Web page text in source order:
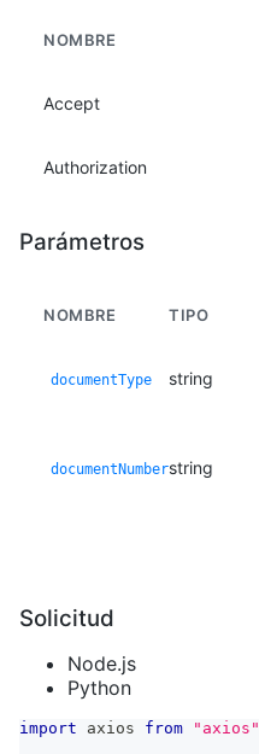
NOMBRE
Accept
Authorization
Parámetros
NOMBRE TIPO
documentType string
documentNumberstring
Solicitud
Node.js
Python
import axios from "axios"